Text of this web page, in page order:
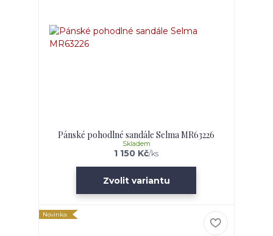
Pánské pohodlné sandále Selma MR63226
1 150 Kč/ks
Skladem
Zvolit variantu
Novinka